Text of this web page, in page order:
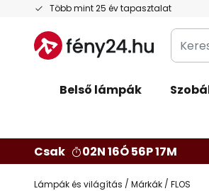
Több mint 25 év tapasztalat
Ugrás
tartalomhoz
Belső lámpák
Csak
02N 16Ó 56P 16M
Lámpák és világítás Márkák FLOS